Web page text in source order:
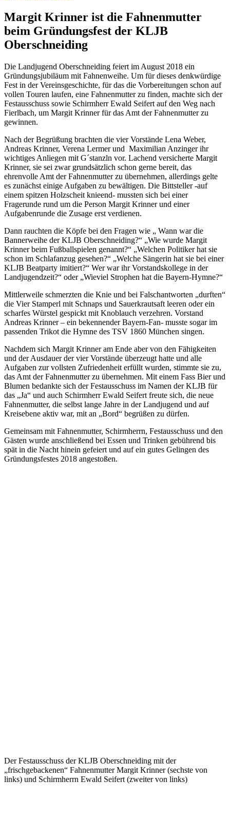
Margit Krinner ist die Fahnenmutter
beim Gründungsfest der KLJB
Oberschneiding
Die Landjugend Oberschneiding feiert im August 2018 ein
Gründungsjubiläum mit Fahnenweihe. Um für dieses denkwürdige
Fest in der Vereinsgeschichte, für das die Vorbereitungen schon auf
vollen Touren laufen, eine Fahnenmutter zu finden, machte sich der
Festausschuss sowie Schirmherr Ewald Seifert auf den Weg nach
Fierlbach, um Margit Krinner für das Amt der Fahnenmutter zu
gewinnen.
Nach der Begrüßung brachten die vier Vorstände Lena Weber,
Andreas Krinner, Verena Lermer und Maximilian Anzinger ihr
wichtiges Anliegen mit G´stanzln vor. Lachend versicherte Margit
Krinner, sie sei zwar grundsätzlich schon gerne bereit, das
ehrenvolle Amt der Fahnenmutter zu übernehmen, allerdings gelte
es zunächst einige Aufgaben zu bewältigen. Die Bittsteller -auf
einem spitzen Holzscheit knieend- mussten sich bei einer
Fragerunde rund um die Person Margit Krinner und einer
Aufgabenrunde die Zusage erst verdienen.
Dann rauchten die Köpfe bei den Fragen wie „ Wann war die
Bannerweihe der KLJB Oberschneiding?“ „Wie wurde Margit
Krinner beim Fußballspielen genannt?“ „Welchen Politiker hat sie
schon im Schlafanzug gesehen?“ „Welche Sängerin hat sie bei einer
KLJB Beatparty imitiert?“ Wer war ihr Vorstandskollege in der
Landjugendzeit?“ oder „Wieviel Strophen hat die Bayern-Hymne?“
Mittlerweile schmerzten die Knie und bei Falschantworten „durften“
die Vier Stamperl mit Schnaps und Sauerkrautsaft leeren oder ein
scharfes Würstel gespickt mit Knoblauch verzehren. Vorstand
Andreas Krinner – ein bekennender Bayern-Fan- musste sogar im
passenden Trikot die Hymne des TSV 1860 München singen.
Nachdem sich Margit Krinner am Ende aber von den Fähigkeiten
und der Ausdauer der vier Vorstände überzeugt hatte und alle
Aufgaben zur vollsten Zufriedenheit erfüllt wurden, stimmte sie zu,
das Amt der Fahnenmutter zu übernehmen. Mit einem Fass Bier und
Blumen bedankte sich der Festausschuss im Namen der KLJB für
das „Ja“ und auch Schirmherr Ewald Seifert freute sich, die neue
Fahnenmutter, die selbst lange Jahre in der Landjugend und auf
Kreisebene aktiv war, mit an „Bord“ begrüßen zu dürfen.
Gemeinsam mit Fahnenmutter, Schirmherrn, Festausschuss und den
Gästen wurde anschließend bei Essen und Trinken gebührend bis
spät in die Nacht hinein gefeiert und auf ein gutes Gelingen des
Gründungsfestes 2018 angestoßen.
Der Festausschuss der KLJB Oberschneiding mit der
„frischgebackenen“ Fahnenmutter Margit Krinner (sechste von
links) und Schirmherrn Ewald Seifert (zweiter von links)